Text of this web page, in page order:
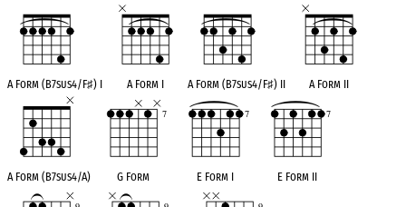
A Form (B7sus4/F♯) I A Form I A Form (B7sus4/F♯) II A Form II
A Form (B7sus4/A) G Form E Form I E Form II